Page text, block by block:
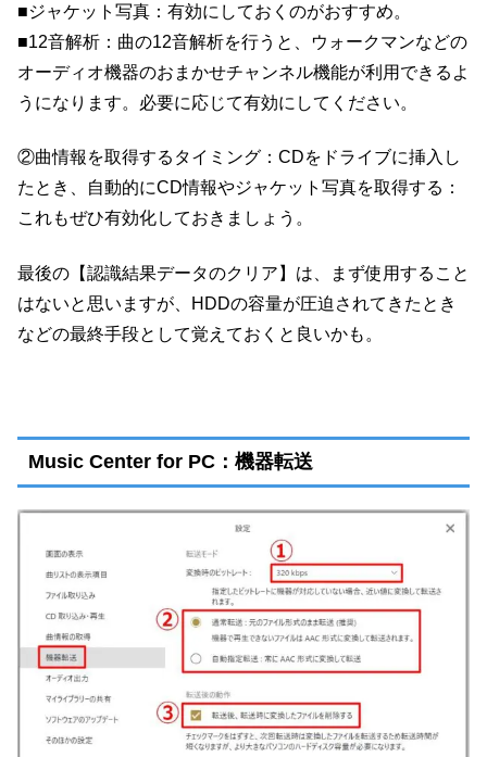
■ジャケット写真：有効にしておくのがおすすめ。
■12音解析：曲の12音解析を行うと、ウォークマンなどの
オーディオ機器のおまかせチャンネル機能が利用できるよ
うになります。必要に応じて有効にしてください。
②曲情報を取得するタイミング：CDをドライブに挿入し
たとき、自動的にCD情報やジャケット写真を取得する：
これもぜひ有効化しておきましょう。
最後の【認識結果データのクリア】は、まず使用すること
はないと思いますが、HDDの容量が圧迫されてきたとき
などの最終手段として覚えておくと良いかも。
Music Center for PC：機器転送